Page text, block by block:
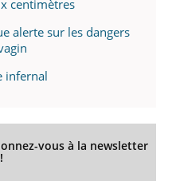
centimètres
alerte sur les dangers
infernal
vous à la newsletter
!